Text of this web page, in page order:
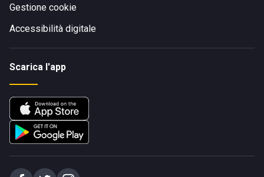
Gestione cookie
Accessibilità digitale
Scarica l'app